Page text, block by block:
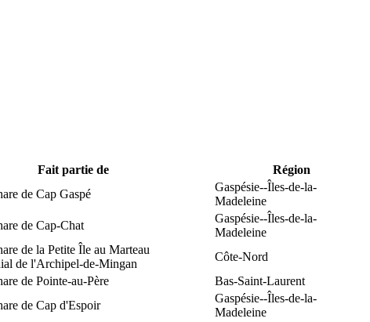
Fait partie de Région
de Cap Gaspé
Gaspésie--Îles-de-la-
Madeleine
de Cap-Chat
Gaspésie--Îles-de-la-
Madeleine
de la Petite Île au Marteau
de l'Archipel-de-Mingan
Côte-Nord
de Pointe-au-Père Bas-Saint-Laurent
de Cap d'Espoir
Gaspésie--Îles-de-la-
Madeleine